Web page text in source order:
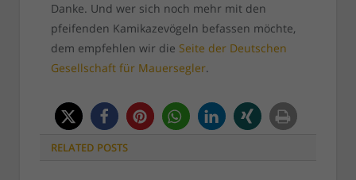
Danke. Und wer sich noch mehr mit den
pfeifenden Kamikazevögeln befassen möchte,
dem empfehlen wir die Seite der Deutschen
Gesellschaft für Mauersegler.
RELATED POSTS